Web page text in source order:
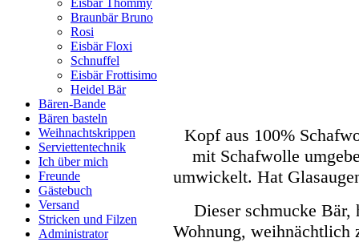
Eisbär Thommy
Braunbär Bruno
Rosi
Eisbär Floxi
Schnuffel
Eisbär Frottisimo
Heidel Bär
Bären-Bande
Bären basteln
Weihnachtskrippen
Serviettentechnik
Ich über mich
Freunde
Gästebuch
Versand
Stricken und Filzen
Administrator
Kopf aus 100%
mit Schafwolle
umwickelt. Hat
Dieser schmucke
Wohnung, weihnächtlich